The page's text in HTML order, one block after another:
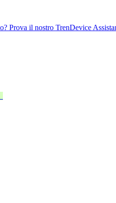
Prova il nostro TrenDevice